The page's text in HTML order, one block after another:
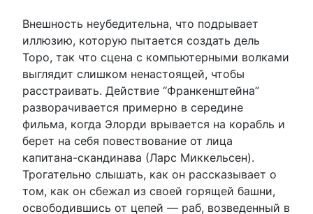
Внешность неубедительна, что подрывает
иллюзию, которую пытается создать дель
Торо, так что сцена с компьютерными волками
выглядит слишком ненастоящей, чтобы
расстраивать. Действие “Франкенштейна”
разворачивается примерно в середине
фильма, когда Элорди врывается на корабль и
берет на себя повествование от лица
капитана-скандинава (Ларс Миккельсен).
Трогательно слышать, как он рассказывает о
том, как он сбежал из своей горящей башни,
освободившись от цепей — раб, возведенный в